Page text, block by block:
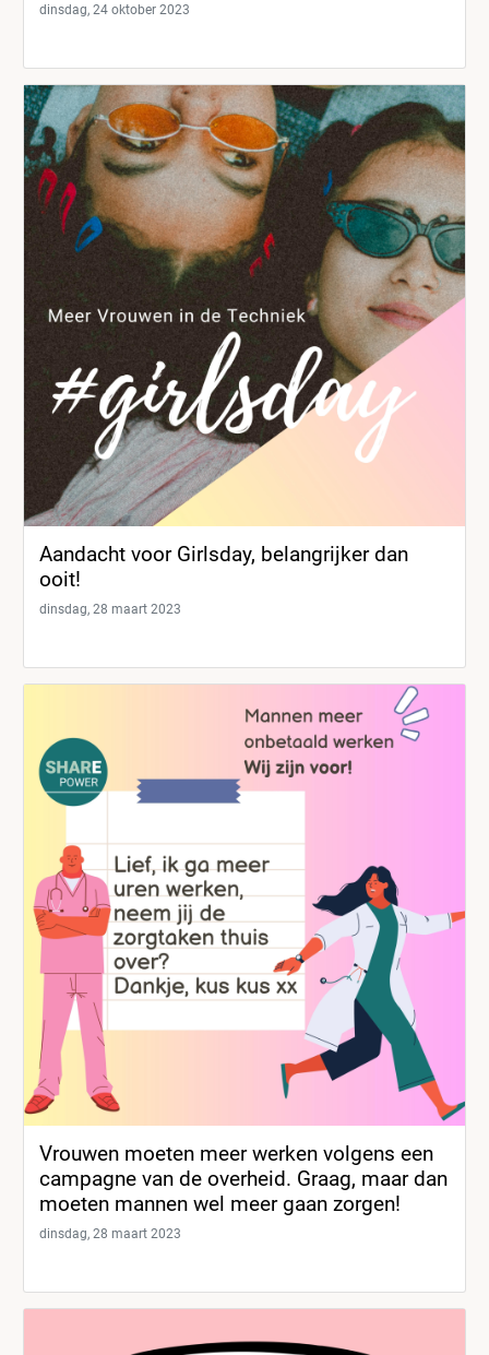
dinsdag, 24 oktober 2023
Aandacht voor Girlsday, belangrijker dan
ooit!
dinsdag, 28 maart 2023
Vrouwen moeten meer werken volgens een
campagne van de overheid. Graag, maar dan
moeten mannen wel meer gaan zorgen!
dinsdag, 28 maart 2023